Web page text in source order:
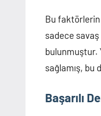
Bu
sadece savaş
bulunmuştur.
sağlamış, bu
Başarılı